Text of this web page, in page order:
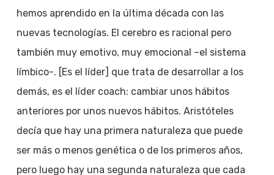
hemos aprendido en la última década con las
nuevas tecnologías. El cerebro es racional pero
también muy emotivo, muy emocional –el sistema
límbico-. [Es el líder] que trata de desarrollar a los
demás, es el líder coach: cambiar unos hábitos
anteriores por unos nuevos hábitos. Aristóteles
decía que hay una primera naturaleza que puede
ser más o menos genética o de los primeros años,
pero luego hay una segunda naturaleza que cada